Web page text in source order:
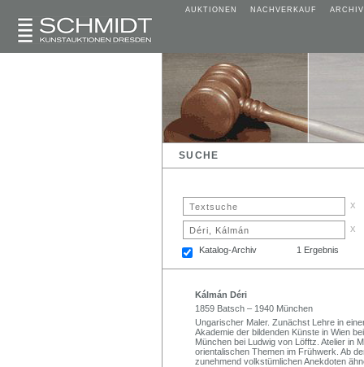
AUKTIONEN NACHVERKAUF ARCHIV
SUCHE
x
x
Katalog-Archiv 1 Ergebnis
Kálmán Déri
1859 Batsch – 1940 München
Ungarischer Maler. Zunächst Lehre in
Akademie der bildenden Künste in Wien
München bei Ludwig von Löfftz. Atelier in
orientalischen Themen im Frühwerk. Ab
zunehmend volkstümlichen Anekdoten